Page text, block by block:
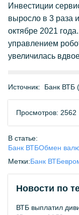
Инвестиции
выросло в 3 раза
октябре 2021
управлением
увеличилась
Источник: Банк ВТБ
Просмотров: 2562
В статье:
Банк ВТБОбмен
Метки:Банк ВТБевро
Новости по
ВТБ выплатил